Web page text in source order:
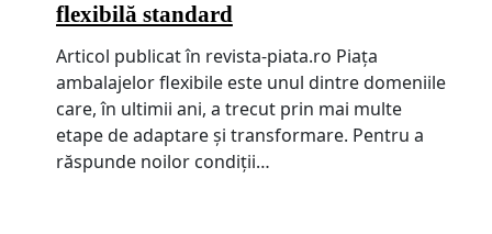
flexibilă standard
Articol publicat în revista-piata.ro Piața
ambalajelor flexibile este unul dintre domeniile
care, în ultimii ani, a trecut prin mai multe
etape de adaptare și transformare. Pentru a
răspunde noilor condiții…